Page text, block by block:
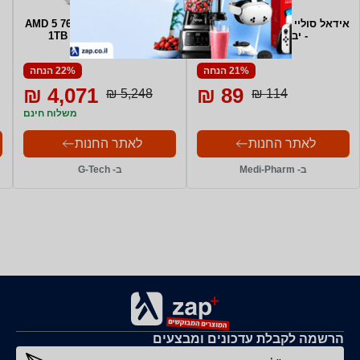
אידאל סוליי קרם הגנה לעור רגיל
- יבש SPF 50+
21% הנחה
114 ₪
89 ₪
לאתר החנות
ב- Medi-Pharm
AMD 5 7600+16GB DDR5+SSD
1TB + RTX 3050 8GB
22% הנחה
5,248 ₪
4,071 ₪
משלוח חינם
לאתר החנות
ב- G-Tech
הרשמה לקבלת עדכונים ומבצעים